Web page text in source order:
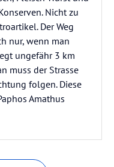
Nicht zu
Der Weg
nur, wenn man
ungefähr 3 km
muss der Strasse
folgen. Diese
Amathus